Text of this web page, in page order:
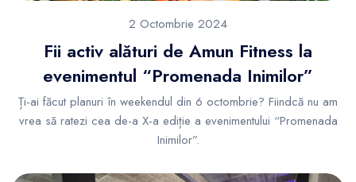
2 Octombrie 2024
Fii activ alături de Amun Fitness la
evenimentul “Promenada Inimilor”
Ți-ai făcut planuri în weekendul din 6 octombrie? Fiindcă nu am
vrea să ratezi cea de-a X-a ediție a evenimentului “Promenada
Inimilor”.